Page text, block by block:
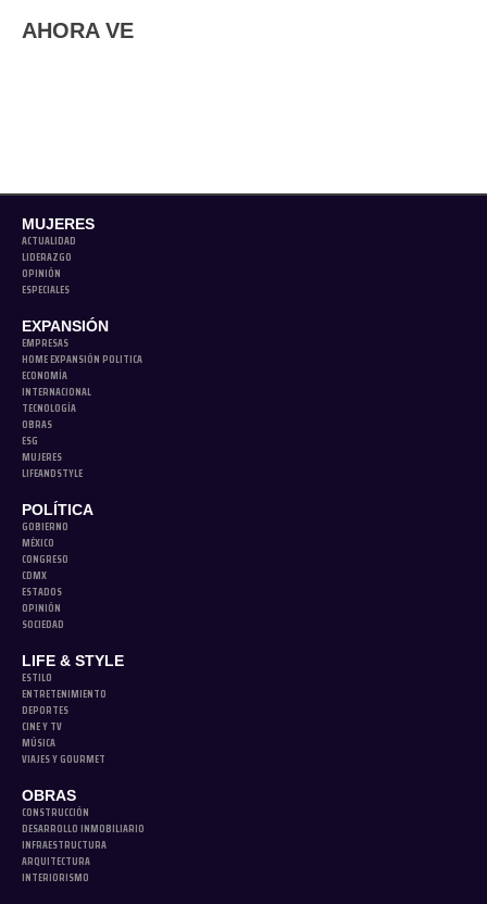
AHORA VE
MUJERES
ACTUALIDAD
LIDERAZGO
OPINIÓN
ESPECIALES
EXPANSIÓN
EMPRESAS
HOME EXPANSIÓN POLITICA
ECONOMÍA
INTERNACIONAL
TECNOLOGÍA
OBRAS
ESG
MUJERES
LIFEANDSTYLE
POLÍTICA
GOBIERNO
MÉXICO
CONGRESO
CDMX
ESTADOS
OPINIÓN
SOCIEDAD
LIFE & STYLE
ESTILO
ENTRETENIMIENTO
DEPORTES
CINE Y TV
MÚSICA
VIAJES Y GOURMET
OBRAS
CONSTRUCCIÓN
DESARROLLO INMOBILIARIO
INFRAESTRUCTURA
ARQUITECTURA
INTERIORISMO